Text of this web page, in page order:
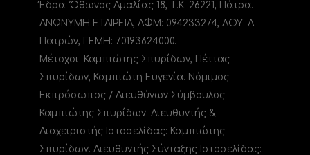
Έδρα: Όθωνος Αμαλίας 18, Τ.Κ. 26221, Πάτρα.
ΑΝΩΝΥΜΗ ΕΤΑΙΡΕΙΑ, ΑΦΜ: 094233274, ΔΟΥ: A
Πατρών, ΓΕΜΗ: 70193624000.
Μέτοχοι: Καμπιώτης Σπυρίδων, Πέττας
Σπυρίδων, Καμπιώτη Ευγενία. Νόμιμος
Εκπρόσωπος / Διευθύνων Σύμβουλος:
Καμπιώτης Σπυρίδων. Διευθυντής &
Διαχειριστής Ιστοσελίδας: Καμπιώτης
Σπυρίδων. Διευθυντής Σύνταξης Ιστοσελίδας: